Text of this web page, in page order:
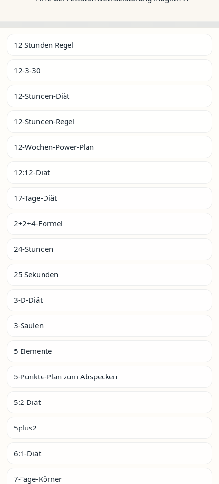
12 Stunden Regel
12-3-30
12-Stunden-Diät
12-Stunden-Regel
12-Wochen-Power-Plan
12:12-Diät
17-Tage-Diät
2+2+4-Formel
24-Stunden
25 Sekunden
3-D-Diät
3-Säulen
5 Elemente
5-Punkte-Plan zum Abspecken
5:2 Diät
5plus2
6:1-Diät
7-Tage-Körner